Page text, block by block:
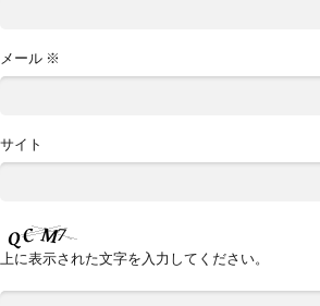
メール ※
サイト
上に表示された文字を入力してください。